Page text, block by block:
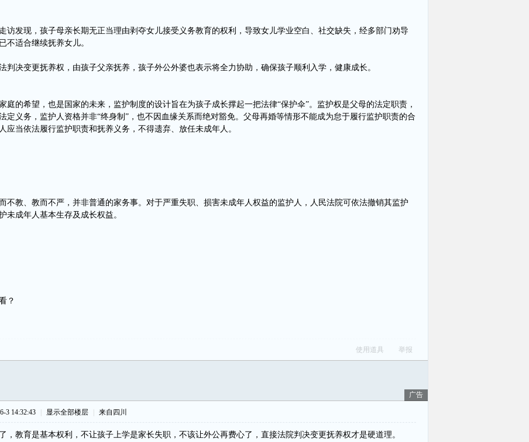
访发现，孩子母亲长期无正当理由剥夺女儿接受义务教育的权利，导致女儿学业空白、社交缺失，经多部门劝导
不适合继续抚养女儿。
判决变更抚养权，由孩子父亲抚养，孩子外公外婆也表示将全力协助，确保孩子顺利入学，健康成长。
庭的希望，也是国家的未来，监护制度的设计旨在为孩子成长撑起一把法律“保护伞”。监护权是父母的法定职责，
定义务，监护人资格并非“终身制”，也不因血缘关系而绝对豁免。父母再婚等情形不能成为怠于履行监护职责的合
应当依法履行监护职责和抚养义务，不得遗弃、放任未成年人。
不教、教而不严，并非普通的家务事。对于严重失职、损害未成年人权益的监护人，人民法院可依法撤销其监护
未成年人基本生存及成长权益。
？
使用道具 举报
广告
3 14:32:43 显示全部楼层 来自四川
，教育是基本权利，不让孩子上学是家长失职，不该让外公再费心了，直接法院判决变更抚养权才是硬道理。